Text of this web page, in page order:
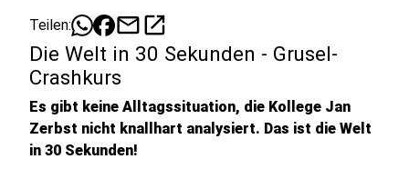
Teilen: mailopen_in_new
Die Welt in 30 Sekunden - Grusel-
Crashkurs
Es gibt keine Alltagssituation, die Kollege Jan
Zerbst nicht knallhart analysiert. Das ist die Welt
in 30 Sekunden!